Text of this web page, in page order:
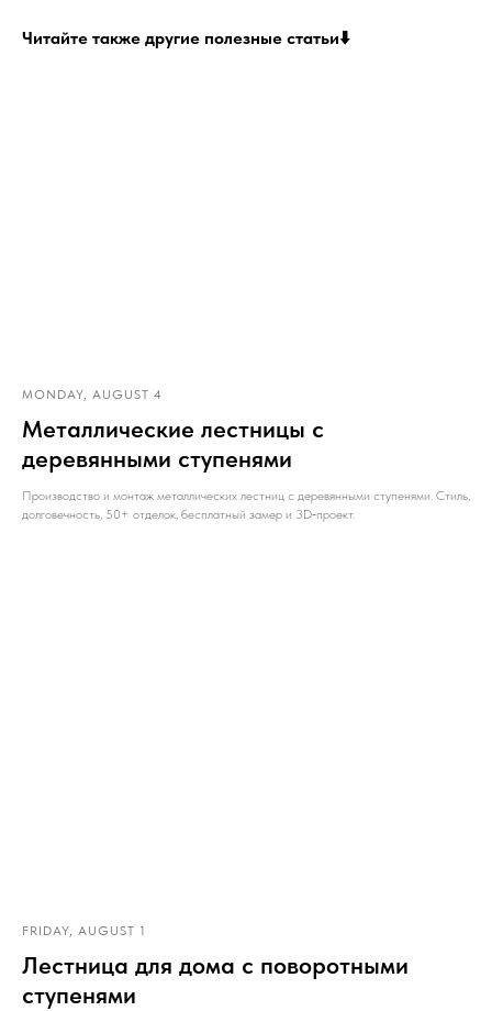
Читайте также другие полезные статьи⬇️
MONDAY, AUGUST 4
Металлические лестницы с
деревянными ступенями
Производство и монтаж металлических лестниц с деревянными ступенями. Стиль,
долговечность, 50+ отделок, бесплатный замер и 3D‑проект.
FRIDAY, AUGUST 1
Лестница для дома с поворотными
ступенями